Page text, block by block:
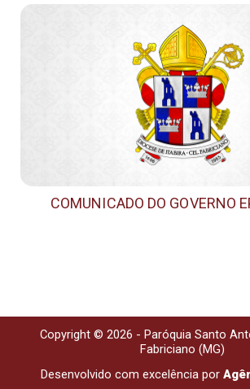
COMUNICADO DO GOVERNO
Copyright © 2026 - Paróquia Santo
Fabriciano (MG)
Desenvolvido com excelência por